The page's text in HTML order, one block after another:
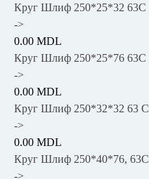
Круг Шлиф 250*25*32 63С
->
0.00 MDL
Круг Шлиф 250*25*76 63С
->
0.00 MDL
Круг Шлиф 250*32*32 63 С
->
0.00 MDL
Круг Шлиф 250*40*76, 63C
->